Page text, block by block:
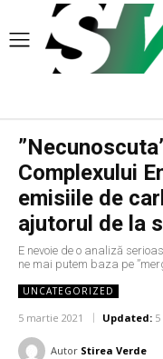
Complexului
emisiile de
ajutorul de la
E nevoie de o analiză
ne mai putem baza pe
UNCATEGORIZED
5 martie 2021 Updated:
Autor Stirea Verde